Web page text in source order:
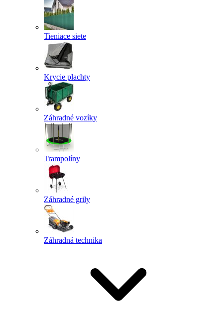
Tieniace siete
Krycie plachty
Záhradné vozíky
Trampolíny
Záhradné grily
Záhradná technika